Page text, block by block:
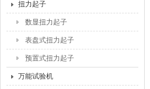
扭力起子
数显扭力起子
表盘式扭力起子
预置式扭力起子
万能试验机